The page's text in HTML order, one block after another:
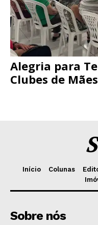
Alegria para
Clubes de
Início Colunas
Sobre nós